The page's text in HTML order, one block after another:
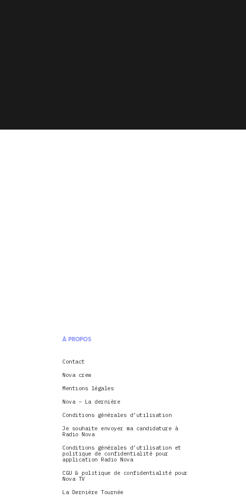
À PROPOS
Contact
Nova crew
Mentions légales
Nova – La dernière
Conditions générales d’utilisation
Je souhaite envoyer ma candidature à
Radio Nova
Conditions générales d’utilisation et
politique de confidentialité pour
application Radio Nova
CGU & politique de confidentialité pour
Nova TV
La Dernière Tournée